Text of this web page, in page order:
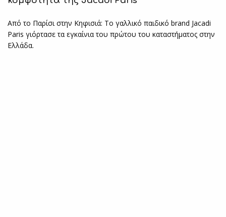
Από το Παρίσι στην Κηφισιά: Το γαλλικό παιδικό brand Jacadi
Paris γιόρτασε τα εγκαίνια του πρώτου του καταστήματος στην
Ελλάδα.